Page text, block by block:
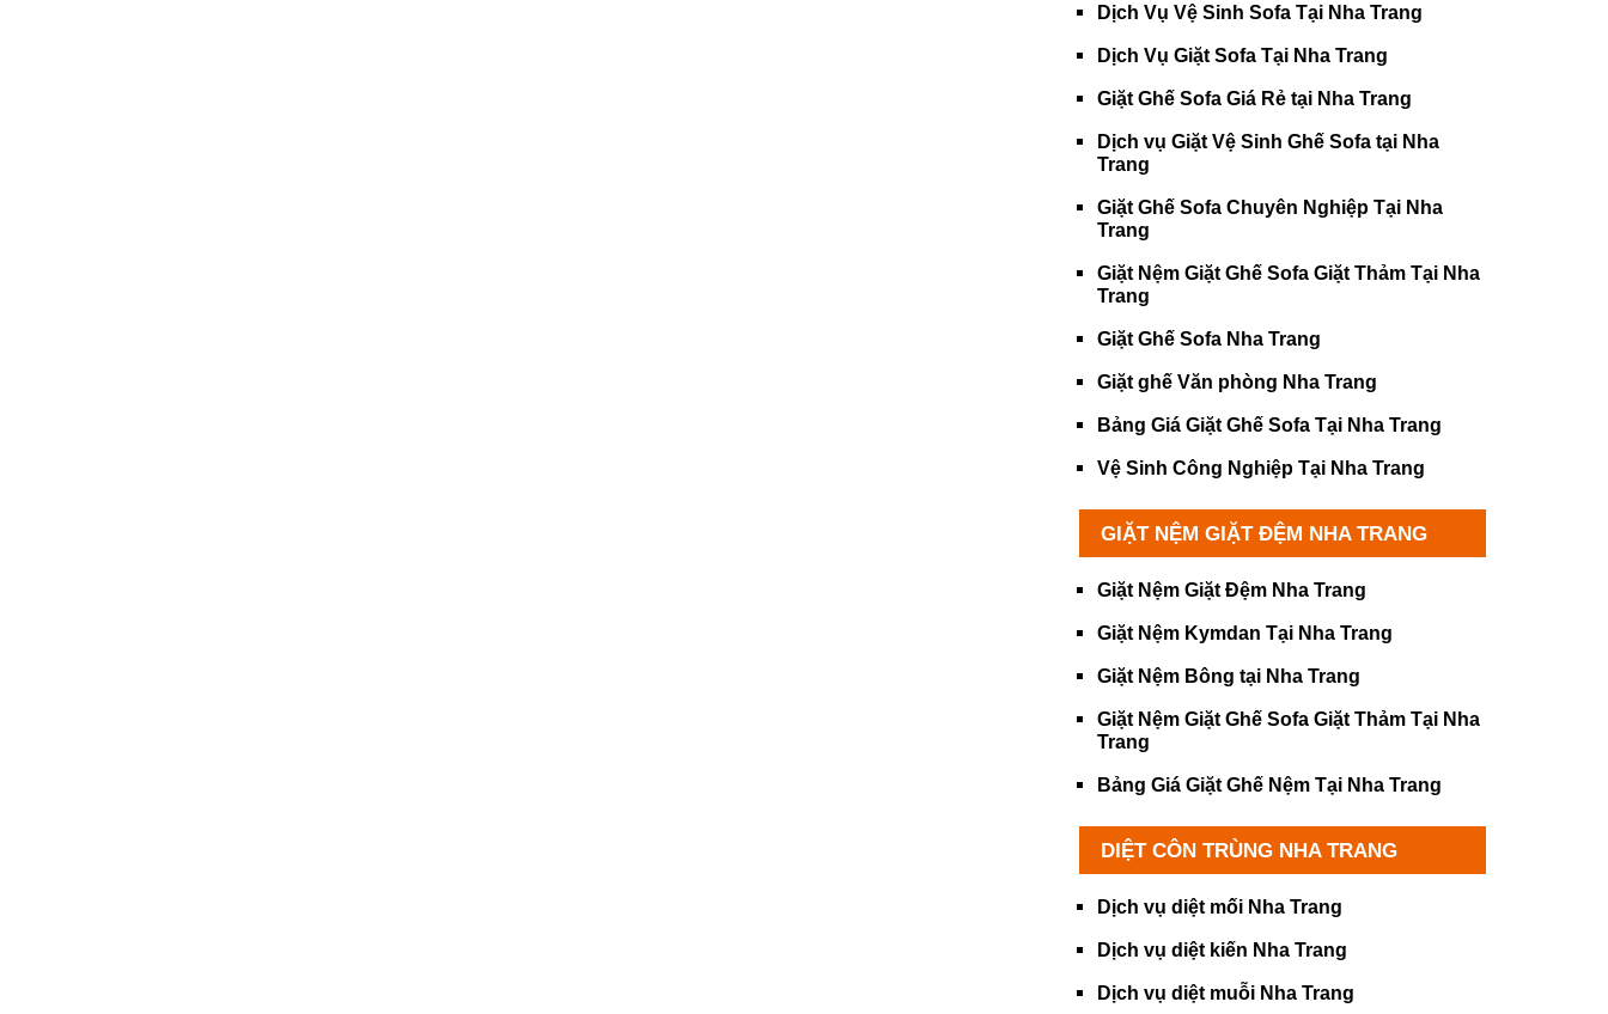
Dịch Vụ Vệ Sinh Sofa Tại Nha Trang
Dịch Vụ Giặt Sofa Tại Nha Trang
Giặt Ghế Sofa Giá Rẻ tại Nha Trang
Dịch vụ Giặt Vệ Sinh Ghế Sofa tại Nha
Trang
Giặt Ghế Sofa Chuyên Nghiệp Tại Nha
Trang
Giặt Nệm Giặt Ghế Sofa Giặt Thảm Tại Nha
Trang
Giặt Ghế Sofa Nha Trang
Giặt ghế Văn phòng Nha Trang
Bảng Giá Giặt Ghế Sofa Tại Nha Trang
Vệ Sinh Công Nghiệp Tại Nha Trang
GIẶT NỆM GIẶT ĐỆM NHA TRANG
Giặt Nệm Giặt Đệm Nha Trang
Giặt Nệm Kymdan Tại Nha Trang
Giặt Nệm Bông tại Nha Trang
Giặt Nệm Giặt Ghế Sofa Giặt Thảm Tại Nha
Trang
Bảng Giá Giặt Ghế Nệm Tại Nha Trang
DIỆT CÔN TRÙNG NHA TRANG
Dịch vụ diệt mối Nha Trang
Dịch vụ diệt kiến Nha Trang
Dịch vụ diệt muỗi Nha Trang